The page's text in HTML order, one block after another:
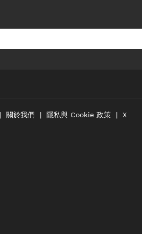
關於我們 隱私與 Cookie 政策 X